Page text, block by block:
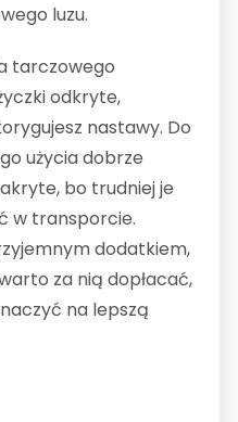
luzu.
tarczowego
odkryte,
nastawy. Do
użycia dobrze
bo trudniej je
w transporcie.
dodatkiem,
za nią dopłacać,
na lepszą